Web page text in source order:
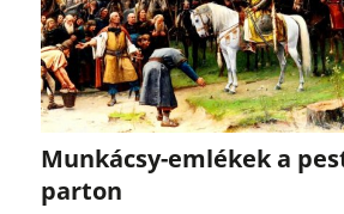
Munkácsy-emlékek a
parton